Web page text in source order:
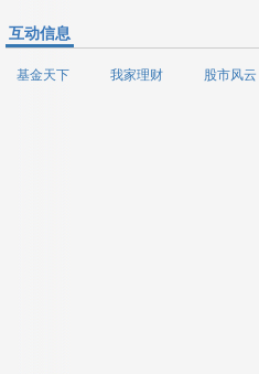
互动信息
基金天下 我家理财 股市风云